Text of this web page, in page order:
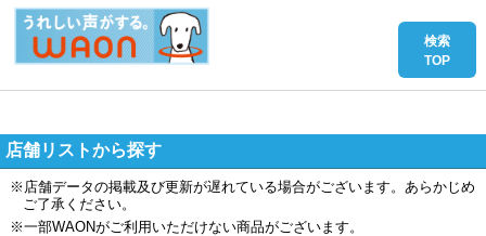
店舗リストから探す
※店舗データの掲載及び更新が遅れている場合がございます。あらかじめ
ご了承ください。
※一部WAONがご利用いただけない商品がございます。